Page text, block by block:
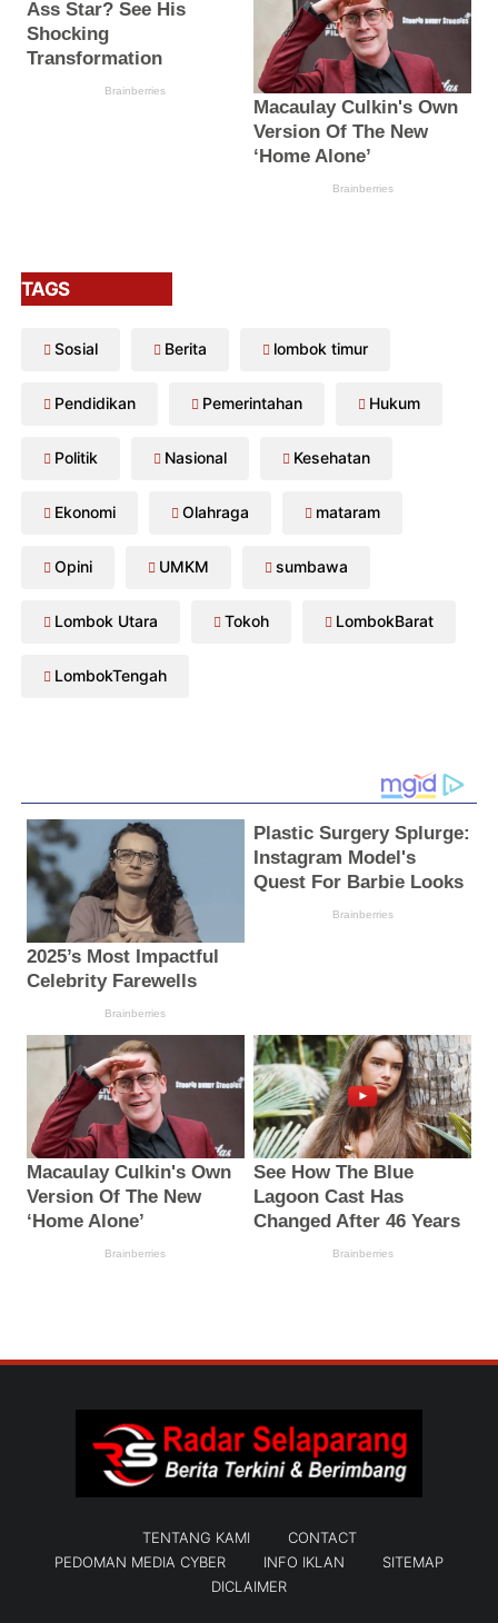
TAGS
Sosial Berita lombok timur
Pendidikan Pemerintahan Hukum
Politik Nasional Kesehatan
Ekonomi Olahraga mataram
Opini UMKM sumbawa
Lombok Utara Tokoh LombokBarat
LombokTengah
TENTANG KAMI
CONTACT
PEDOMAN MEDIA CYBER
INFO IKLAN
SITEMAP
DICLAIMER